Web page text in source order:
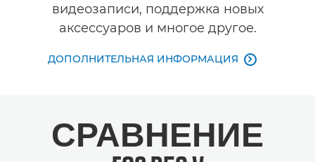
видеозаписи, поддержка новых
аксессуаров и многое другое.
ДОПОЛНИТЕЛЬНАЯ ИНФОРМАЦИЯ 
СРАВНЕНИЕ